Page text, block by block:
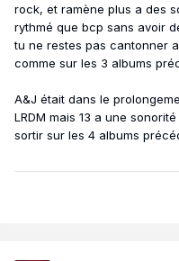
rock, et ramène plus a des
rythmé que bcp sans avoir
tu ne restes pas cantonner
comme sur les 3 albums
A&J était dans le
LRDM mais 13 a une
sortir sur les 4 albums